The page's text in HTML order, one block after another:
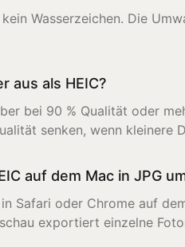
Wasserzeichen. Die
aus als HEIC?
bei 90 % Qualität oder
senken, wenn kleinere
auf dem Mac in JPG
Safari oder Chrome auf
exportiert einzelne